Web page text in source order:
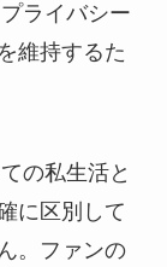
ライバシー
維持するた
の私生活と
に区別して
。ファンの